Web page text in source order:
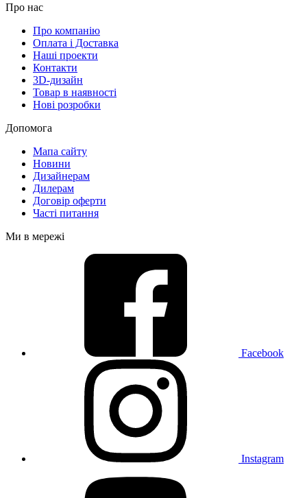
Про нас
Про компанію
Оплата і Доставка
Наші проекти
Контакти
3D-дизайн
Товар в наявності
Нові розробки
Допомога
Мапа сайту
Новини
Дизайнерам
Дилерам
Договір оферти
Часті питання
Ми в мережі
Facebook
Instagram